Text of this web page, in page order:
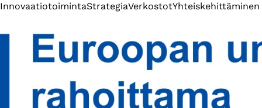
InnovaatiotoimintaStrategiaVerkostotYhteiskehittäminen